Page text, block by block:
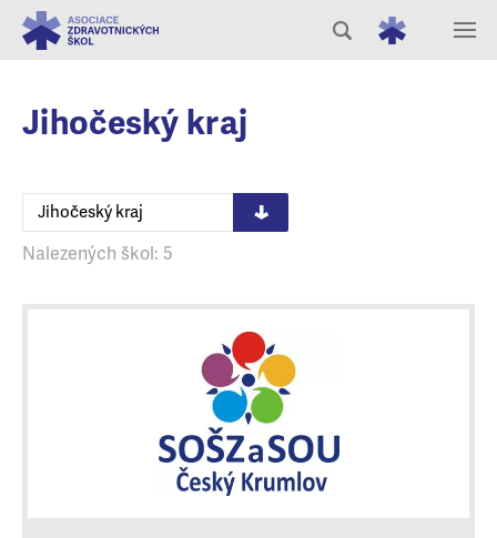
Jihočeský kraj
Jihočeský kraj
Nalezených škol: 5